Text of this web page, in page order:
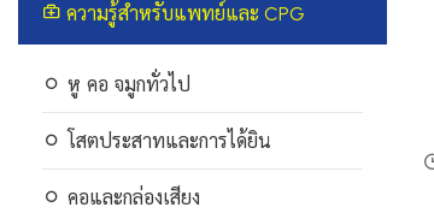
ความรู้สำหรับแพทย์และ CPG
หู คอ จมูกทั่วไป
โสตประสาทและการได้ยิน
คอและกล่องเสียง